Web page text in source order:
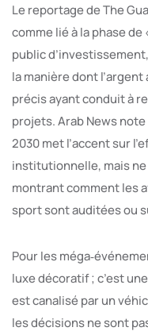
Le reportage de The
comme lié à la phase
public
la manière dont
précis ayant conduit à
projets. Arab News
2030 met l’accent sur
institutionnelle, mais
montrant comment les
sport sont auditées ou
Pour les
luxe décoratif ; c’est
est canalisé par un
les décisions ne sont